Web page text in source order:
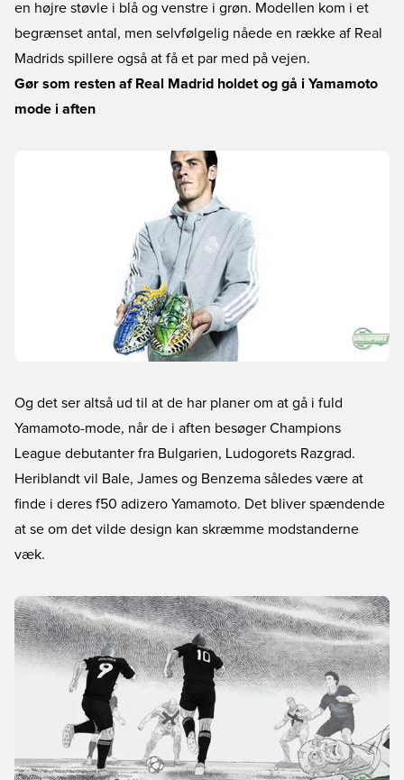
en højre støvle i blå og venstre i grøn. Modellen kom i et
begrænset antal, men selvfølgelig nåede en række af Real
Madrids spillere også at få et par med på vejen.
Gør som resten af Real Madrid holdet og gå i Yamamoto
mode i aften
Og det ser altså ud til at de har planer om at gå i fuld
Yamamoto-mode, når de i aften besøger Champions
League debutanter fra Bulgarien, Ludogorets Razgrad.
Heriblandt vil Bale, James og Benzema således være at
finde i deres f50 adizero Yamamoto. Det bliver spændende
at se om det vilde design kan skræmme modstanderne
væk.